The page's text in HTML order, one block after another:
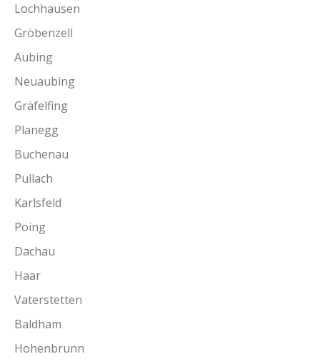
Lochhausen
Gröbenzell
Aubing
Neuaubing
Gräfelfing
Planegg
Buchenau
Pullach
Karlsfeld
Poing
Dachau
Haar
Vaterstetten
Baldham
Hohenbrunn